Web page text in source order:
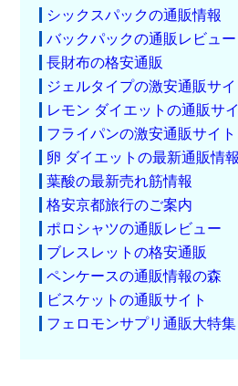
シックスパックの通販情報
バックパックの通販レビュー
長財布の格安通販
ジェルタイプの激安通販サイ
レモン ダイエットの通販サ
フライパンの激安通販サイト
卵 ダイエットの最新通販情報
葉酸の最新売れ筋情報
格安京都旅行のご案内
ポロシャツの通販レビュー
ブレスレットの格安通販
ペンケースの通販情報の森
ビスケットの通販サイト
フェロモンサプリ通販大特集